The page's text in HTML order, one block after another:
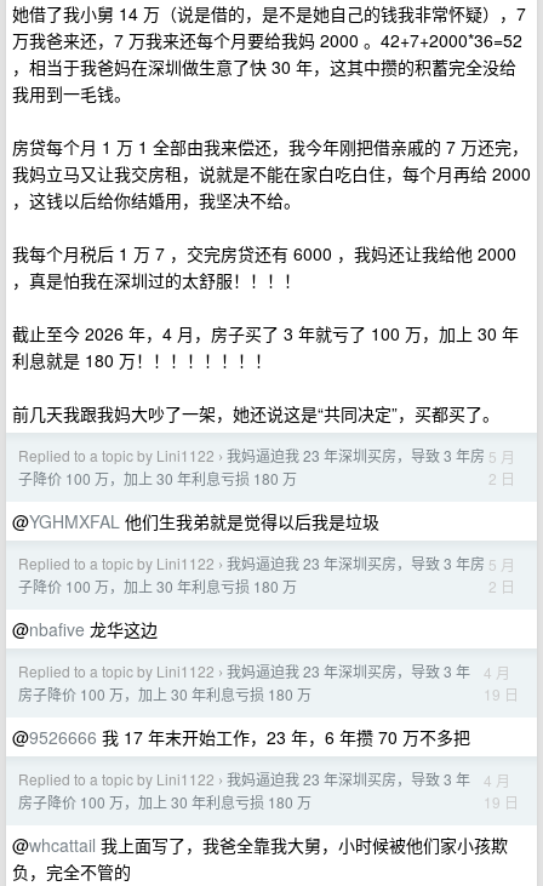
她借了我小舅 14 万（说是借的，是不是她自己的钱我非常怀疑），7
万我爸来还，7 万我来还每个月要给我妈 2000 。42+7+2000*36=52
，相当于我爸妈在深圳做生意了快 30 年，这其中攒的积蓄完全没给
我用到一毛钱。
房贷每个月 1 万 1 全部由我来偿还，我今年刚把借亲戚的 7 万还完，
我妈立马又让我交房租，说就是不能在家白吃白住，每个月再给 2000
，这钱以后给你结婚用，我坚决不给。
我每个月税后 1 万 7 ，交完房贷还有 6000 ，我妈还让我给他 2000
，真是怕我在深圳过的太舒服！！！！
截止至今 2026 年，4 月，房子买了 3 年就亏了 100 万，加上 30 年
利息就是 180 万！！！！！！！！
前几天我跟我妈大吵了一架，她还说这是“共同决定”，买都买了。
Replied to a topic by Lini1122 › 我妈逼迫我 23 年深圳买房，导致 3 年房
子降价 100 万，加上 30 年利息亏损 180 万
5 月
2 日
@YGHMXFAL 他们生我弟就是觉得以后我是垃圾
Replied to a topic by Lini1122 › 我妈逼迫我 23 年深圳买房，导致 3 年房
子降价 100 万，加上 30 年利息亏损 180 万
5 月
2 日
@nbafive 龙华这边
Replied to a topic by Lini1122 › 我妈逼迫我 23 年深圳买房，导致 3 年
房子降价 100 万，加上 30 年利息亏损 180 万
4 月
19 日
@9526666 我 17 年末开始工作，23 年，6 年攒 70 万不多把
Replied to a topic by Lini1122 › 我妈逼迫我 23 年深圳买房，导致 3 年
房子降价 100 万，加上 30 年利息亏损 180 万
4 月
19 日
@whcattail 我上面写了，我爸全靠我大舅，小时候被他们家小孩欺
负，完全不管的